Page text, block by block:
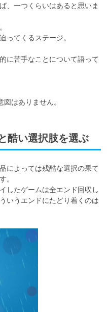
、一つくらいはあると思いま
ってくるステージ。
に苦手なことについて語って
はありません。
酷い選択肢を選ぶ
によっては残酷な選択の果て
。
したゲームは全エンド回収し
いうエンドにたどり着くのは